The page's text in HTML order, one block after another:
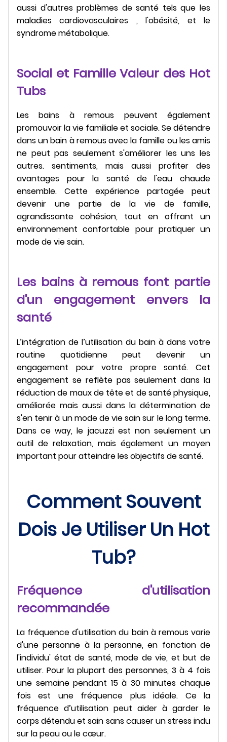
aussi d'autres problèmes de santé tels que les
maladies cardiovasculaires , l'obésité, et le
syndrome métabolique.
Social et Famille Valeur des Hot
Tubs
Les bains à remous peuvent également
promouvoir la vie familiale et sociale. Se détendre
dans un bain à remous avec la famille ou les amis
ne peut pas seulement s'améliorer les uns les
autres. sentiments, mais aussi profiter des
avantages pour la santé de l'eau chaude
ensemble. Cette expérience partagée peut
devenir une partie de la vie de famille,
agrandissante cohésion, tout en offrant un
environnement confortable pour pratiquer un
mode de vie sain.
Les bains à remous font partie
d'un engagement envers la
santé
L’intégration de l’utilisation du bain à dans votre
routine quotidienne peut devenir un
engagement pour votre propre santé. Cet
engagement se reflète pas seulement dans la
réduction de maux de tête et de santé physique,
améliorée mais aussi dans la détermination de
s'en tenir à un mode de vie sain sur le long terme.
Dans ce way, le jacuzzi est non seulement un
outil de relaxation, mais également un moyen
important pour atteindre les objectifs de santé.
Comment Souvent
Dois Je Utiliser Un Hot
Tub?
Fréquence d'utilisation
recommandée
La fréquence d'utilisation du bain à remous varie
d'une personne à la personne, en fonction de
l'individu' état de santé, mode de vie, et but de
utiliser. Pour la plupart des personnes, 3 à 4 fois
une semaine pendant 15 à 30 minutes chaque
fois est une fréquence plus idéale. Ce la
fréquence d’utilisation peut aider à garder le
corps détendu et sain sans causer un stress indu
sur la peau ou le cœur.